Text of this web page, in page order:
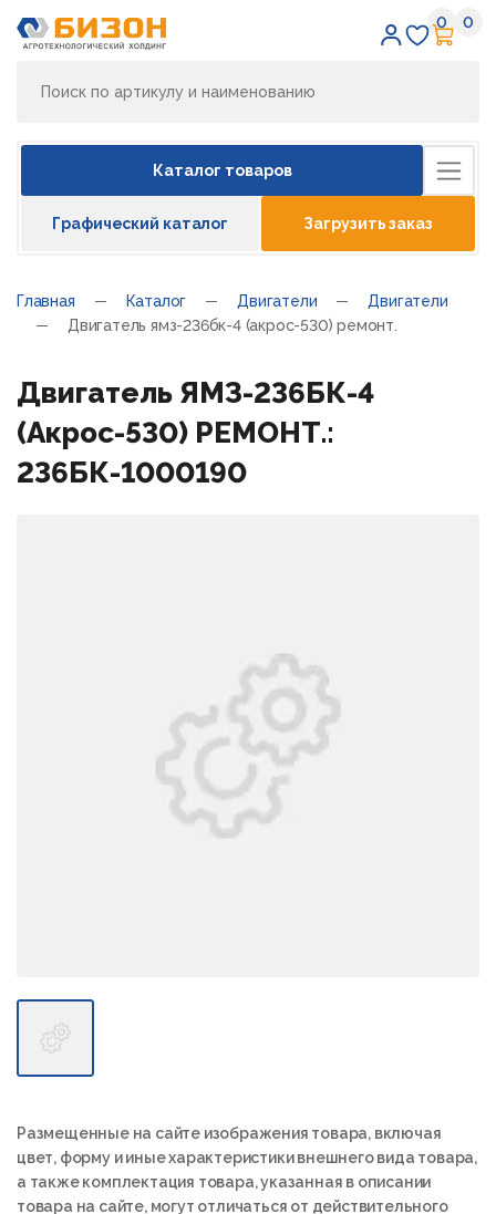
0 0
Каталог товаров
Графический каталог Загрузить заказ
Главная Каталог Двигатели
Двигатели
Двигатель ямз-236бк-4 (акрос-530) ремонт.
Двигатель ЯМЗ-236БК-4
(Акрос-530) РЕМОНТ.:
236БК-1000190
Размещенные на сайте изображения товара, включая
цвет, форму и иные характеристики внешнего вида товара,
а также комплектация товара, указанная в описании
товара на сайте, могут отличаться от действительного